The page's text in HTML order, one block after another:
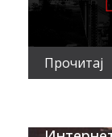
Прочитај